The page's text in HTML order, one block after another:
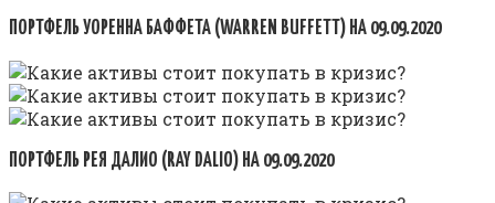
ПОРТФЕЛЬ УОРЕННА БАФФЕТА (WARREN BUFFETT) НА 09.09.2020
ПОРТФЕЛЬ РЕЯ ДАЛИО (RAY DALIO) НА 09.09.2020